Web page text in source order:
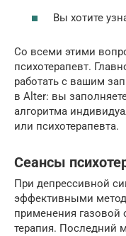
Вы хотите
Со всеми этими
психотерапевт.
работать с вашим
в Alter: вы
алгоритма
или психотерапевта.
Сеансы
При депрессивной
эффективными
применения газовой
терапия. Последний